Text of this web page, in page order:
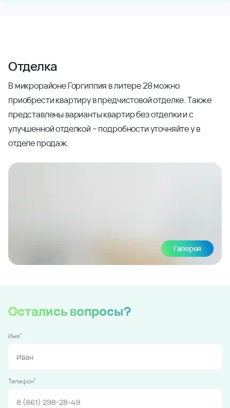
Отделка
В микрорайоне Горгиппия в литере 28 можно
приобрести квартиру в предчистовой отделке. Также
представлены варианты квартир без отделки и с
улучшенной отделкой – подробности уточняйте у в
отделе продаж.
Галерея
Остались вопросы?
Имя*
Телефон*